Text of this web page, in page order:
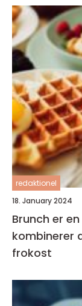
redaktionel
18. January 2024
Brunch er
kombinerer
frokost